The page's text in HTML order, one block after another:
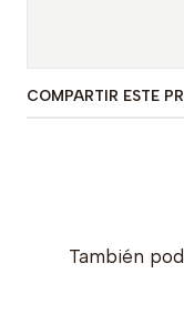
COMPARTIR ESTE
También